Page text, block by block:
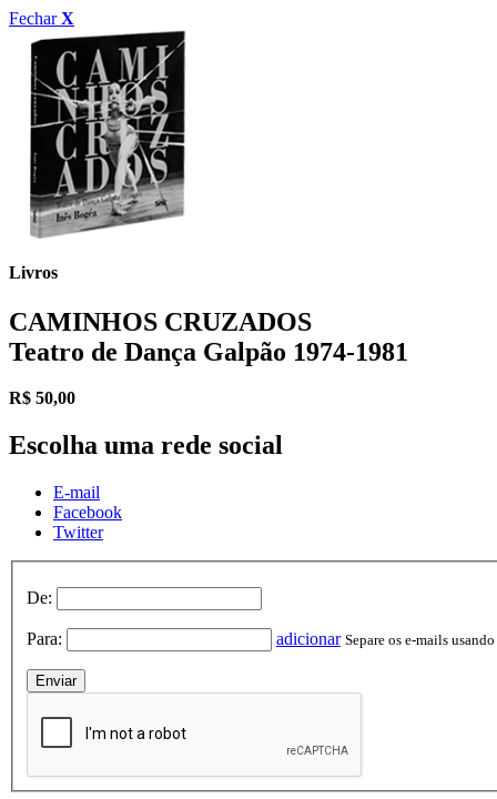
FecharX
Livros
CAMINHOS CRUZADOS
Teatro de Dança Galpão 1974-1981
R$ 50,00
Escolha uma rede social
E-mail
Facebook
Twitter
De:
Para: adicionar Separe os e-mails